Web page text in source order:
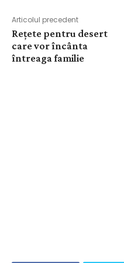
Articolul precedent
Rețete pentru desert
care vor încânta
întreaga familie